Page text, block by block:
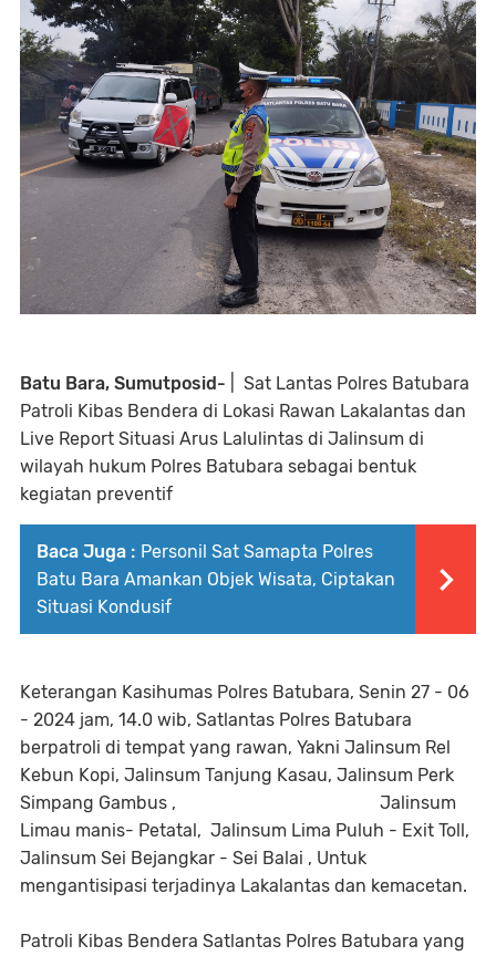
Batu Bara, Sumutposid-
| Sat Lantas Polres Batubara
Patroli Kibas Bendera di Lokasi Rawan Lakalantas dan
Live Report Situasi Arus Lalulintas di Jalinsum di
wilayah hukum Polres Batubara sebagai bentuk
kegiatan preventif
Baca Juga : Personil Sat Samapta Polres
Batu Bara Amankan Objek Wisata, Ciptakan
Situasi Kondusif
Keterangan Kasihumas Polres Batubara, Senin 27 - 06
- 2024 jam, 14.0 wib, Satlantas Polres Batubara
berpatroli di tempat yang rawan, Yakni Jalinsum Rel
Kebun Kopi, Jalinsum Tanjung Kasau, Jalinsum Perk
Simpang Gambus , Jalinsum
Limau manis- Petatal, Jalinsum Lima Puluh - Exit Toll,
Jalinsum Sei Bejangkar - Sei Balai , Untuk
mengantisipasi terjadinya Lakalantas dan kemacetan.
Patroli Kibas Bendera Satlantas Polres Batubara yang